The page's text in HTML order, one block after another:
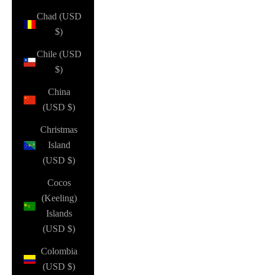
Chad (USD
$)
Chile (USD
$)
China
(USD $)
Christmas
Island
(USD $)
Cocos
(Keeling)
Islands
(USD $)
Colombia
(USD $)